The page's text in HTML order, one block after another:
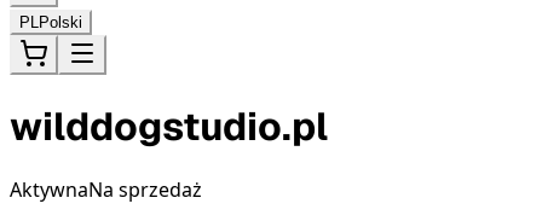
PLPolski
wilddogstudio.pl
AktywnaNa sprzedaż